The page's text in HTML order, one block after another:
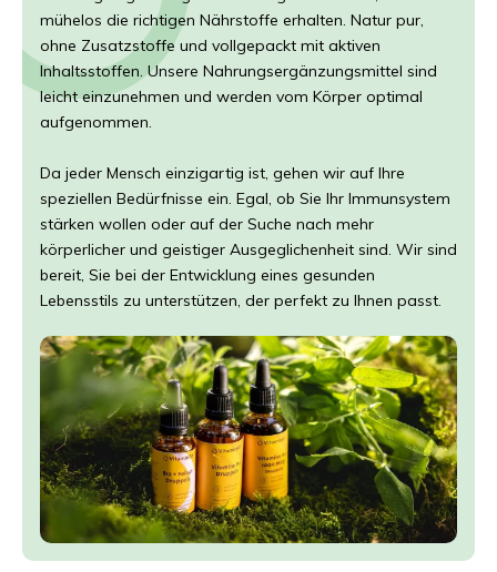
mühelos die richtigen Nährstoffe erhalten. Natur pur,
ohne Zusatzstoffe und vollgepackt mit aktiven
Inhaltsstoffen. Unsere Nahrungsergänzungsmittel sind
leicht einzunehmen und werden vom Körper optimal
aufgenommen.
Da jeder Mensch einzigartig ist, gehen wir auf Ihre
speziellen Bedürfnisse ein. Egal, ob Sie Ihr Immunsystem
stärken wollen oder auf der Suche nach mehr
körperlicher und geistiger Ausgeglichenheit sind. Wir sind
bereit, Sie bei der Entwicklung eines gesunden
Lebensstils zu unterstützen, der perfekt zu Ihnen passt.